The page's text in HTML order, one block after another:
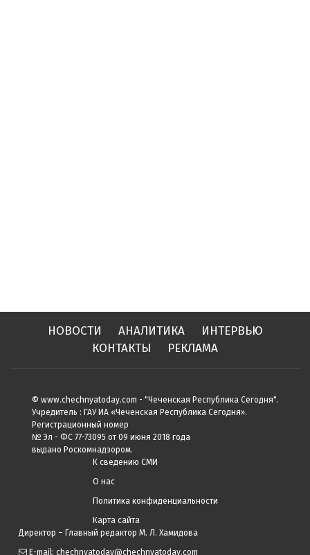
НОВОСТИ АНАЛИТИКА
ИНТЕРВЬЮ
КОНТАКТЫ
РЕКЛАМА
© www.chechnyatoday.com - "Чеченcкая Республика Сегодня".
Учредитель : ГАУ ИА «Чеченская Республика Сегодня».
Регистрационный номер
№ Эл - ФС 77-73095 от 09 июня 2018 года
выдано Роскомнадзором.
К сведению СМИ
О нас
Политика конфиденциальности
Карта сайта
Директор – Главный редактор М. Л. Хамидова
E-mail: chechnyatoday@chechnyatoday.com